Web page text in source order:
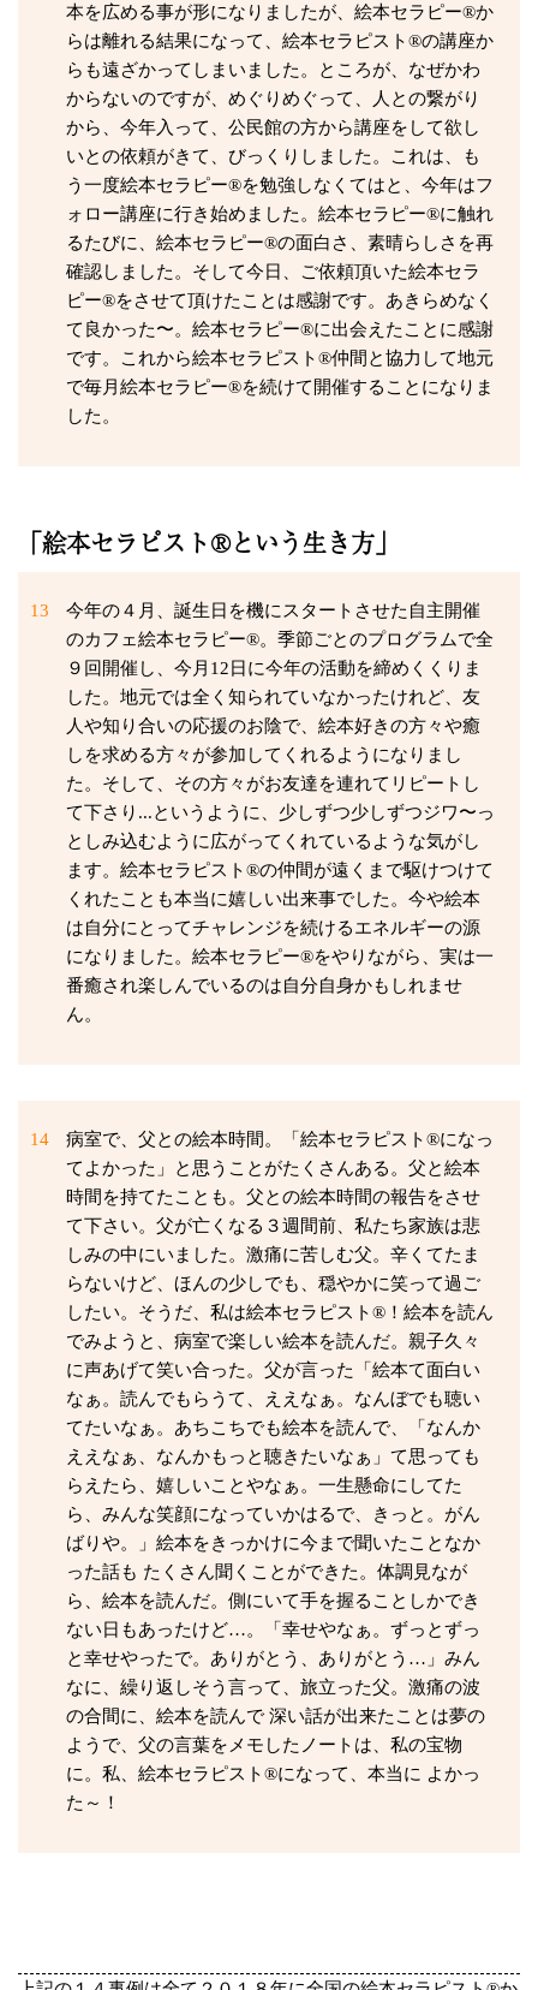
本を広める事が形になりましたが、絵本セラピー®か
らは離れる結果になって、絵本セラピスト®の講座か
らも遠ざかってしまいました。ところが、なぜかわ
からないのですが、めぐりめぐって、人との繋がり
から、今年入って、公民館の方から講座をして欲し
いとの依頼がきて、びっくりしました。これは、も
う一度絵本セラピー®を勉強しなくてはと、今年はフ
ォロー講座に行き始めました。絵本セラピー®に触れ
るたびに、絵本セラピー®の面白さ、素晴らしさを再
確認しました。そして今日、ご依頼頂いた絵本セラ
ピー®をさせて頂けたことは感謝です。あきらめなく
て良かった〜。絵本セラピー®に出会えたことに感謝
です。これから絵本セラピスト®仲間と協力して地元
で毎月絵本セラピー®を続けて開催することになりま
した。
「絵本セラピスト®という生き方」
13
今年の４月、誕生日を機にスタートさせた自主開催
のカフェ絵本セラピー®。季節ごとのプログラムで全
９回開催し、今月12日に今年の活動を締めくくりま
した。地元では全く知られていなかったけれど、友
人や知り合いの応援のお陰で、絵本好きの方々や癒
しを求める方々が参加してくれるようになりまし
た。そして、その方々がお友達を連れてリピートし
て下さり...というように、少しずつ少しずつジワ〜っ
としみ込むように広がってくれているような気がし
ます。絵本セラピスト®の仲間が遠くまで駆けつけて
くれたことも本当に嬉しい出来事でした。今や絵本
は自分にとってチャレンジを続けるエネルギーの源
になりました。絵本セラピー®をやりながら、実は一
番癒され楽しんでいるのは自分自身かもしれませ
ん。
14
病室で、父との絵本時間。「絵本セラピスト®になっ
てよかった」と思うことがたくさんある。父と絵本
時間を持てたことも。父との絵本時間の報告をさせ
て下さい。父が亡くなる３週間前、私たち家族は悲
しみの中にいました。激痛に苦しむ父。辛くてたま
らないけど、ほんの少しでも、穏やかに笑って過ご
したい。そうだ、私は絵本セラピスト®！絵本を読ん
でみようと、病室で楽しい絵本を読んだ。親子久々
に声あげて笑い合った。父が言った「絵本て面白い
なぁ。読んでもらうて、ええなぁ。なんぼでも聴い
てたいなぁ。あちこちでも絵本を読んで、「なんか
ええなぁ、なんかもっと聴きたいなぁ」て思っても
らえたら、嬉しいことやなぁ。一生懸命にしてた
ら、みんな笑顔になっていかはるで、きっと。がん
ばりや。」絵本をきっかけに今まで聞いたことなか
った話も たくさん聞くことができた。体調見なが
ら、絵本を読んだ。側にいて手を握ることしかでき
ない日もあったけど…。「幸せやなぁ。ずっとずっ
と幸せやったで。ありがとう、ありがとう…」みん
なに、繰り返しそう言って、旅立った父。激痛の波
の合間に、絵本を読んで 深い話が出来たことは夢の
ようで、父の言葉をメモしたノートは、私の宝物
に。私、絵本セラピスト®になって、本当に よかっ
た～！